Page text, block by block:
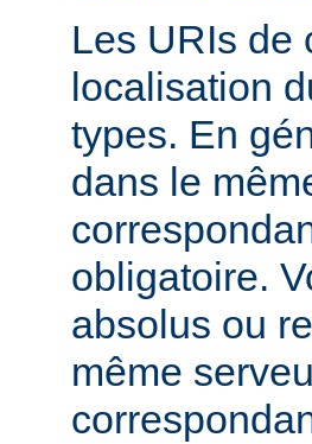
Les URIs de
localisation
types. En
dans le
obligatoire.
absolus ou
même